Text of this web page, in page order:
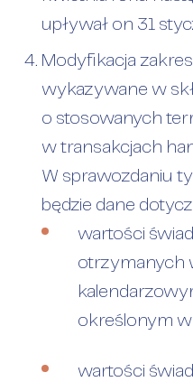
upływał on 31
Modyfikacja
wykazywane w
o stosowanych
w transakcjach
W sprawozdaniu
będzie dane
wartości
otrzymanych
określonym
wartości